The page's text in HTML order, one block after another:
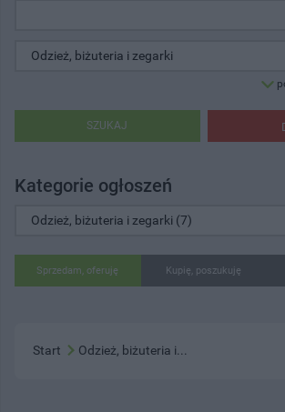
SZUKAJ
Kategorie ogłoszeń
Sprzedam, oferuję Kupię, poszukuję
Start Odzież, biżuteria i...